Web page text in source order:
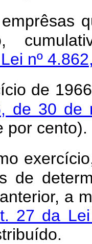
nº
de
de 30 de
por cento).
de
a
27 da